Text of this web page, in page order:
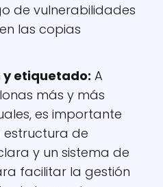
de vulnerabilidades
las copias
y etiquetado: A
más y más
es importante
de
y un sistema de
facilitar la gestión